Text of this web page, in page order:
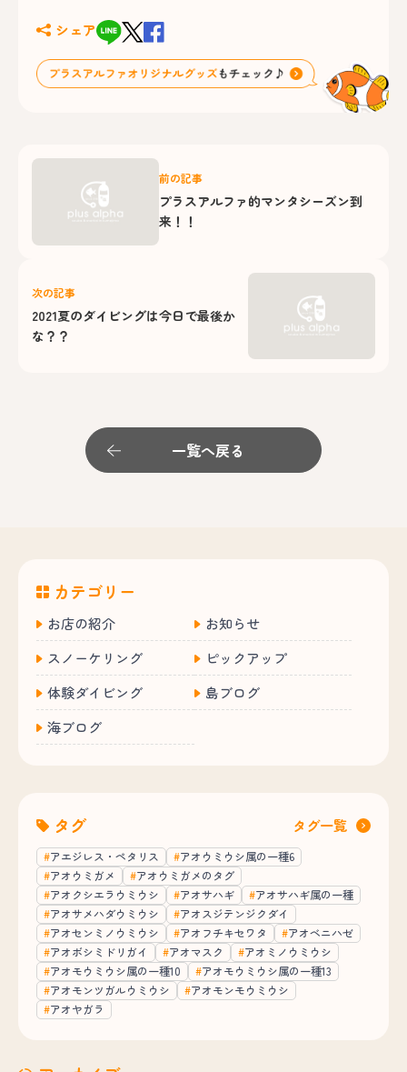
シェア
前の記事
プラスアルファ的マンタシーズン到
来！！
次の記事
2021夏のダイビングは今日で最後か
な？？
一覧へ戻る
カテゴリー
お店の紹介
お知らせ
スノーケリング
ピックアップ
体験ダイビング
島ブログ
海ブログ
タグ タグ一覧
アエジレス・ペタリス
アオウミウシ属の一種6
アオウミガメ
アオウミガメのタグ
アオクシエラウミウシ
アオサハギ
アオサハギ属の一種
アオサメハダウミウシ
アオスジテンジクダイ
アオセンミノウミウシ
アオフチキセワタ
アオベニハゼ
アオボシミドリガイ
アオマスク
アオミノウミウシ
アオモウミウシ属の一種10
アオモウミウシ属の一種13
アオモンツガルウミウシ
アオモンモウミウシ
アオヤガラ